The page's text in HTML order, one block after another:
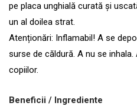
pe placa unghială curată și
un al doilea strat.
Atenționări: Inflamabil! A se
surse de căldură. A nu se
copiilor.
Beneficii / Ingrediente